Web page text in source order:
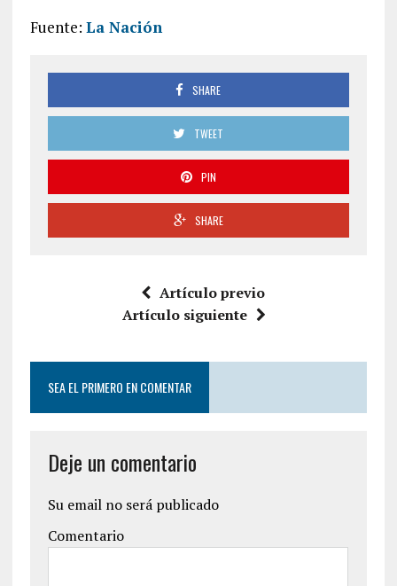
Fuente: La Nación
SHARE
TWEET
PIN
SHARE
Artículo previo
Artículo siguiente
SEA EL PRIMERO EN COMENTAR
Deje un comentario
Su email no será publicado
Comentario